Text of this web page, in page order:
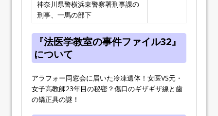
神奈川県警横浜東警察署刑事課の
刑事、一馬の部下
『法医学教室の事件ファイル32』
について
アラフォー同窓会に届いた冷凍遺体！女医VS元・
女子高教師23年目の秘密？傷口のギザギザ線と歯
の矯正具の謎！